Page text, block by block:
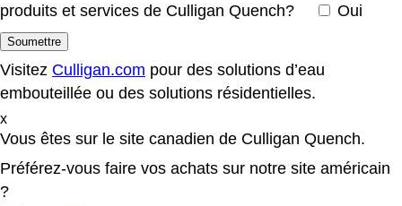
produits et services de Culligan Quench?
Oui
Visitez Culligan.com pour des solutions d’eau
embouteillée ou des solutions résidentielles.
x
Vous êtes sur le site canadien de Culligan Quench.
Préférez-vous faire vos achats sur notre site américain
?